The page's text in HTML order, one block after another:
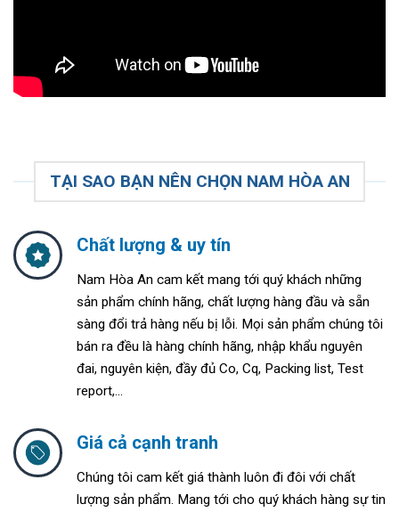
TẠI SAO BẠN NÊN CHỌN NAM HÒA AN
Chất lượng & uy tín
Nam Hòa An cam kết mang tới quý khách những
sản phẩm chính hãng, chất lượng hàng đầu và sẵn
sàng đổi trả hàng nếu bị lỗi. Mọi sản phẩm chúng tôi
bán ra đều là hàng chính hãng, nhập khẩu nguyên
đai, nguyên kiện, đầy đủ Co, Cq, Packing list, Test
report,...
Giá cả cạnh tranh
Chúng tôi cam kết giá thành luôn đi đôi với chất
lượng sản phẩm. Mang tới cho quý khách hàng sự tin